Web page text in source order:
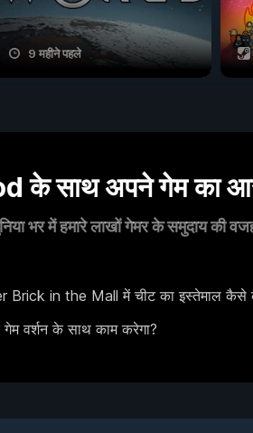
9 महीने पहले
के साथ अपने गेम का
भर में हमारे लाखों गेमर के समुदाय की
Brick in the Mall में चीट का इस्तेमाल
गेम वर्शन के साथ काम करेगा?